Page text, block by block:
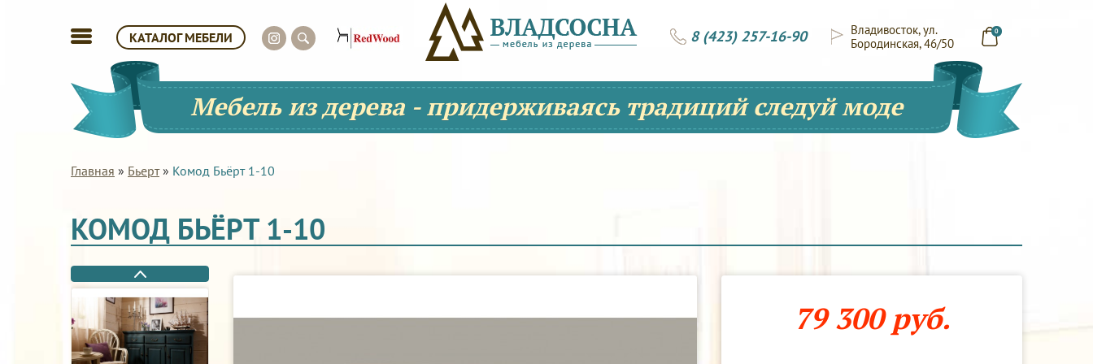
КАТАЛОГ МЕБЕЛИ 0
Владивосток, ул.
Бородинская, 46/50
8 (423) 257-16-90
Мебель из дерева - придерживаясь традиций следуй моде
Главная » Бьерт» Комод Бьёрт 1-10
КОМОД БЬЁРТ 1-10
79 300 руб.